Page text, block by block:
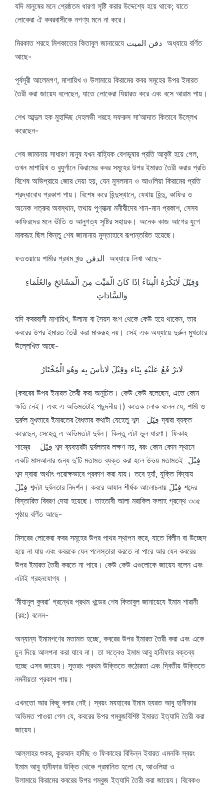
যদি মানুষের মনে শ্রেষ্ঠতম ধারণা সৃষ্টি করার উদ্দেশ্যে হয়ে থাকে; যাতে
লোকেরা ঐ কবরবাসীকে নগণ্য মনে না করে।
মিরকাত শরহে মিশকাতের কিতাবুল জানায়েযে دفن الميت অধ্যায়ে বর্ণিত
আছে-
পূর্বসূরী আলেমগণ, মাশায়িখ ও উলামায়ে কিরামের কবর সমূহের উপর ইমারত
তৈরী করা জায়েয বলেছেন, যাতে লোকেরা যিয়ারত করে এবং বসে আরাম পায়।
শেখ আব্দুল হক মুহাদ্দিছ দেহলভী শরহে সফরুস সা’আদাত কিতাবে উল্লেখ
করেছেন-
শেষ জামানায় সাধারণ মানুষ যখন বাহ্যিক বেশভূষার প্রতি আকৃষ্ট হয়ে গেল,
তখন মাশায়িখ ও বুযুর্গানে কিরামের কবর সমূহের উপর ইমারত তৈরী করার প্রতি
বিশেষ অভিপ্রায়ে জোর দেয়া হয়, যেন মুসলমান ও আওলিয়া কিরামের প্রতি
শ্রদ্ধাবোধ প্রকাশ পায়। বিশেষ করে হিন্দুস্থানে, যেথায় হিন্দু, কাফির ও
অনেক শত্রুর অবস্থান, তথায় পুণ্যাত্মা মনীষীদের শান-মান প্রকাশ, সেসব
কাফিরদের মনে ভীতি ও আনুগত্য সৃষ্টির সহায়ক। অনেক কাজ আগের যুগে
মাকরূহ ছিল কিন্তু শেষ জামানায় মুস্তাহাবে রূপান্তরিত হয়েছে।
ফতওয়ায়ে শামীর প্রথম খন্ড الدفن অধ্যায়ে লিখা আছে-
وَقِيْلَ لَايَكْرَهُ الْبِنَاءُ اِذَا كَانَ الْمَيِّتَ مِنَ الْمَشَائِخِ والعُلَمَاءِ
وَالسَّادَاتِ
যদি কবরবাসী মাশায়িখ, উলামা বা সৈয়দ বংশ থেকে কেউ হয়ে থাকেন, তার
কবরের উপর ইমারত তৈরী করা মাকরূহ নয়। সেই এক অধ্যায়ে দুর্রুল মুখতারে
উল্লেখিত আছে-
لَايَرْ فَعُ عَلَيْهِ بِنَاء وَقِيْلَ لَابَأسَ بِه وَهُوَ الْمُخْتَارُ
(কবরের উপর ইমারত তৈরী করা অনুচিত। কেউ কেউ বলেছেন, এতে কোন
ক্ষতি নেই। এবং এ অভিমতটাই পছন্দনীয়।) কতেক লোক বলেন যে, শামী ও
দুর্রুল মুখতারে ইমারতের বৈধতার কথাটা যেহেতু শব্দ فِيْلَ দ্বারা ব্যক্ত
করেছেন, সেহেতু এ অভিমতটা দুর্বল। কিন্তু এটা ভুল ধারণা। ফিকাহ
শাস্ত্রে فِيْلَ শব্দ ব্যবহারটা দুর্বলতার লক্ষণ নয়, বরং কোন কোন স্থানে
একটি মাসআলার জন্য দু’টি মতামত ব্যক্ত করা হলে উভয় মতামতই فِيْلَ
শব্দ দ্বারা অর্থাৎ পরোক্ষভাবে প্রকাশ করা যায়। তবে হ্যাঁ, যুক্তি বিদ্যায়
فِيْلَ শব্দটা দুর্বলতার নিদর্শন। কবরে আযান শীর্ষক আলোচনায় فِيْلَ শব্দের
বিস্তারিত বিবরণ দেয়া হয়েছে। তাহতাবী আলা মরাকিল ফলাহ গ্রন্থে ৩৩৫
পৃষ্ঠায় বর্ণিত আছে-
মিসরের লোকেরা কবর সমূহের উপর পাথর স্থাপন করে, যাতে বিলীন বা উচ্ছেদ
হয়ে না যায় এবং কবরকে যেন পলেস্তারা করতে না পারে আর যেন কবরের
উপর ইমারত তৈরী করতে না পারে। কেউ কেউ এগুলোকে জায়েয বলেন এবং
এটাই গ্রহনযোগ্য ।
‘মীযানুল কুবরা’ গ্রন্থের প্রথম খন্ডের শেষ কিতাবুল জানায়েযে ইমাম শারানী
(রহ:) বলেন-
অন্যান্য ইমামগণের মতামত হচ্ছে, কবরের উপর ইমারত তৈরী করা এবং একে
চুন দিয়ে আলপনা করা যাবে না। তা সত্বেও ইমাম আবু হানীফার বক্তব্য
হচ্ছে এসব জায়েয। সুতরাং প্রথম উক্তিতে কঠোরতা এবং দ্বিতীয় উক্তিতে
নমনীয়তা প্রকাশ পায়।
এখনতো আর কিছু বলার নেই। স্বয়ং মযহাবের ইমাম হযরত আবু হানীফার
অভিমত পাওয়া গেল যে, কবরের উপর গম্বুজবিশিষ্ট ইমারত ইত্যাদি তৈরী করা
জায়েয।
আল্লাহর শুকর, কুরআন হাদীছ ও ফিকাহের বিভিন্ন ইবারত এমনকি স্বয়ং
ইমাম আবু হানীফার উক্তি থেকে প্রমানিত হলো যে, আওলিয়া ও
উলামায়ে কিরামের কবরের উপর গম্বুজ ইত্যাদি তৈরী করা জায়েয। বিবেকও